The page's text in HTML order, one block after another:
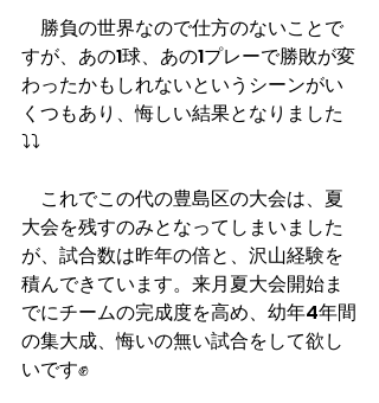
勝負の世界なので仕方のないことで
すが、あの1球、あの1プレーで勝敗が変
わったかもしれないというシーンがい
くつもあり、悔しい結果となりました
⤵️⤵️
これでこの代の豊島区の大会は、夏
大会を残すのみとなってしまいました
が、試合数は昨年の倍と、沢山経験を
積んできています。来月夏大会開始ま
でにチームの完成度を高め、幼年4年間
の集大成、悔いの無い試合をして欲し
いです✊